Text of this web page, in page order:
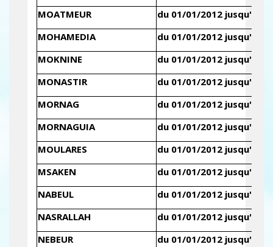
MOATMEUR
du 01/01/2012 jusqu'au
MOHAMEDIA
du 01/01/2012 jusqu'au
MOKNINE
du 01/01/2012 jusqu'au
MONASTIR
du 01/01/2012 jusqu'au
MORNAG
du 01/01/2012 jusqu'au
MORNAGUIA
du 01/01/2012 jusqu'au
MOULARES
du 01/01/2012 jusqu'au
MSAKEN
du 01/01/2012 jusqu'au
NABEUL
du 01/01/2012 jusqu'au
NASRALLAH
du 01/01/2012 jusqu'au
NEBEUR
du 01/01/2012 jusqu'au